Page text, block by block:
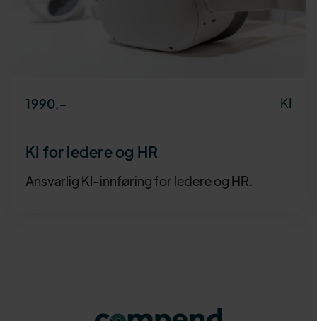
1990,- KI
KI for ledere og HR
Ansvarlig KI-innføring for ledere og HR.